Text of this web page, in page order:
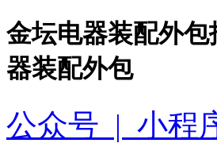
金坛电器装配外
器装配外包
公众号 | 小程